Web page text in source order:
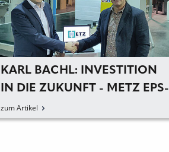
KARL BACHL: INVESTITION
IN DIE ZUKUNFT - METZ EPS-
HARTSCHAUMZUSCHNITTE
WIRD NEUES MITGLIED DER
zum Artikel